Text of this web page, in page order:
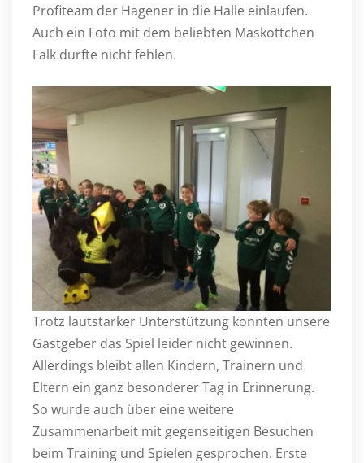
Profiteam der Hagener in die Halle einlaufen.
Auch ein Foto mit dem beliebten Maskottchen
Falk durfte nicht fehlen.
Trotz lautstarker Unterstützung konnten unsere
Gastgeber das Spiel leider nicht gewinnen.
Allerdings bleibt allen Kindern, Trainern und
Eltern ein ganz besonderer Tag in Erinnerung.
So wurde auch über eine weitere
Zusammenarbeit mit gegenseitigen Besuchen
beim Training und Spielen gesprochen. Erste